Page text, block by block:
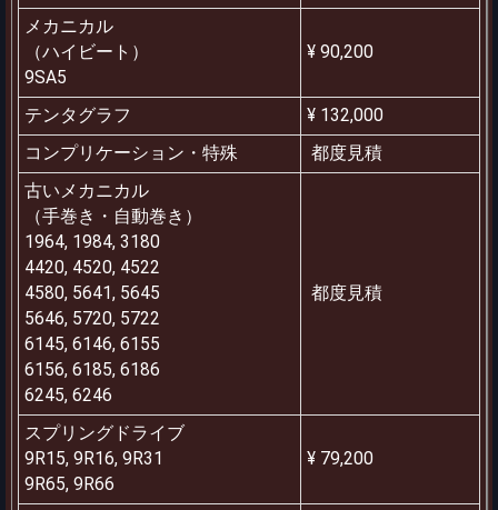
メカニカル
（ハイビート）
9SA5
¥ 90,200
テンタグラフ
¥ 132,000
コンプリケーション・特殊
都度見積
古いメカニカル
（手巻き・自動巻き）
1964, 1984, 3180
4420, 4520, 4522
4580, 5641, 5645
5646, 5720, 5722
6145, 6146, 6155
6156, 6185, 6186
6245, 6246
都度見積
スプリングドライブ
9R15, 9R16, 9R31
9R65, 9R66
¥ 79,200